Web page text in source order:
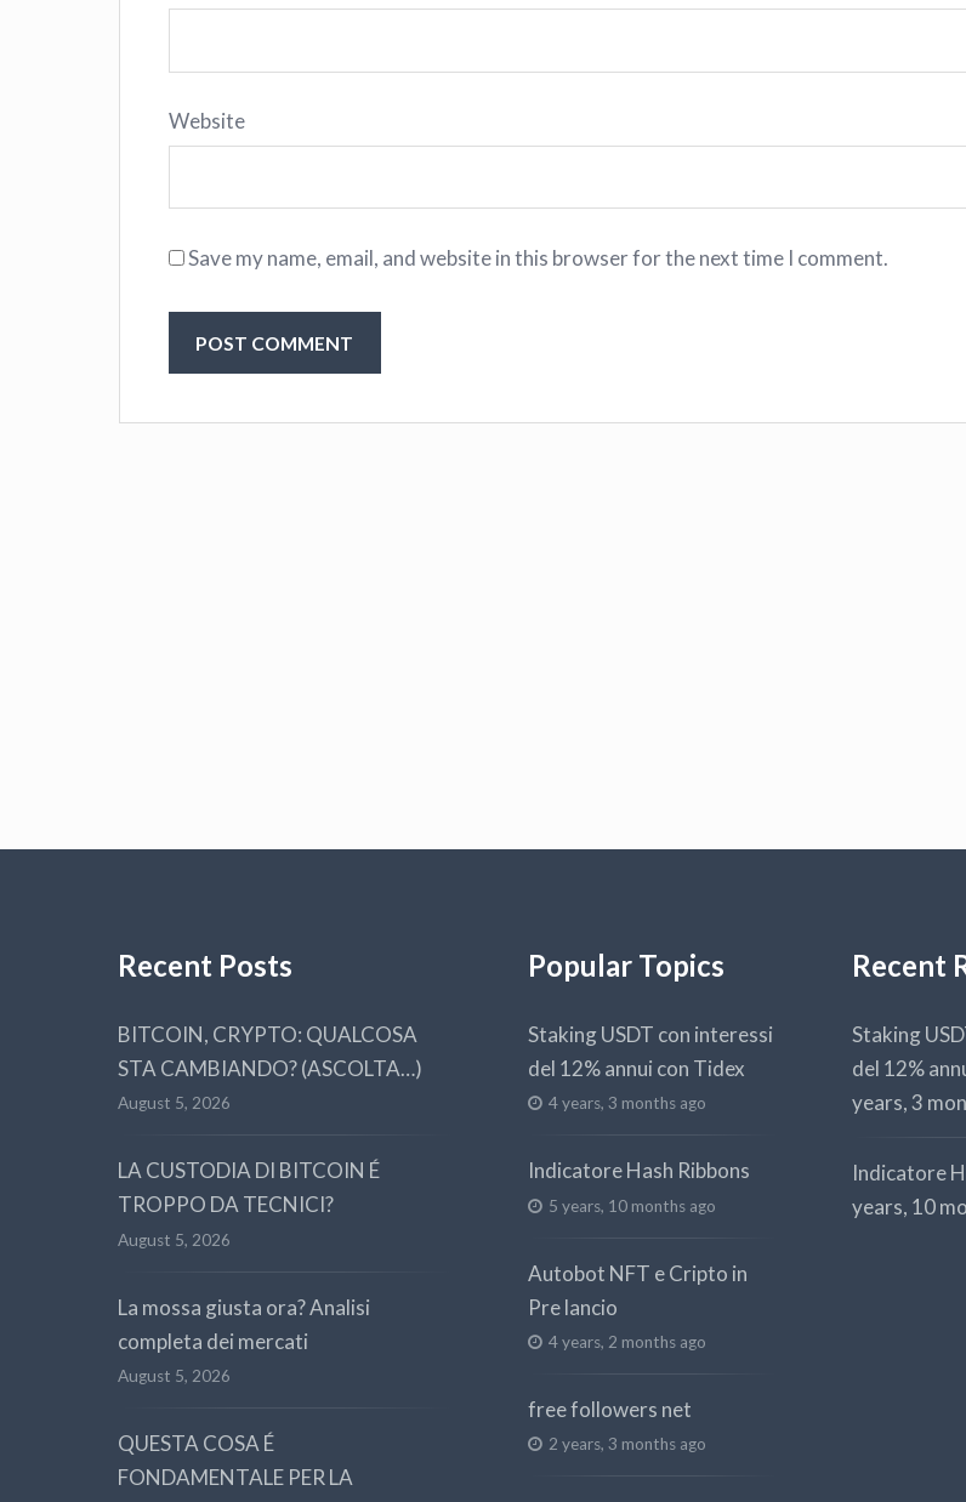
Website
Save my name, email, and website in this browser for the next time I comment.
Recent Posts
BITCOIN, CRYPTO: QUALCOSA
STA CAMBIANDO? (ASCOLTA…)
August 5, 2026
LA CUSTODIA DI BITCOIN É
TROPPO DA TECNICI?
August 5, 2026
La mossa giusta ora? Analisi
completa dei mercati
August 5, 2026
QUESTA COSA É
FONDAMENTALE PER LA
Popular Topics
Staking USDT con interessi
del 12% annui con Tidex
4 years, 3 months ago
Indicatore Hash Ribbons
5 years, 10 months ago
Autobot NFT e Cripto in
Pre lancio
4 years, 2 months ago
free followers net
2 years, 3 months ago
Recent
Staking
del 12%
years, 3
Indicatore
years, 10